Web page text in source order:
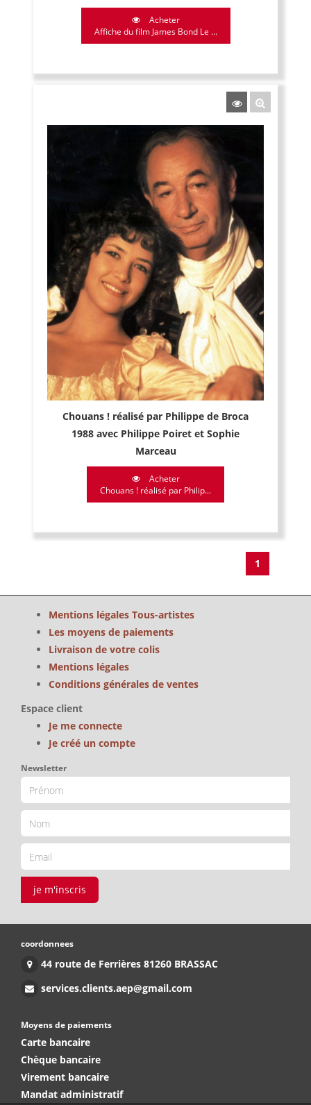
Acheter
Affiche du film James Bond Le ...
Chouans ! réalisé par Philippe de Broca
1988 avec Philippe Poiret et Sophie
Marceau
Acheter
Chouans ! réalisé par Philip...
1
Mentions légales Tous-artistes
Les moyens de paiements
Livraison de votre colis
Mentions légales
Conditions générales de ventes
Espace client
Je me connecte
Je créé un compte
Newsletter
je m'inscris
coordonnees
44 route de Ferrières 81260 BRASSAC
services.clients.aep@gmail.com
Moyens de paiements
Carte bancaire
Chèque bancaire
Virement bancaire
Mandat administratif